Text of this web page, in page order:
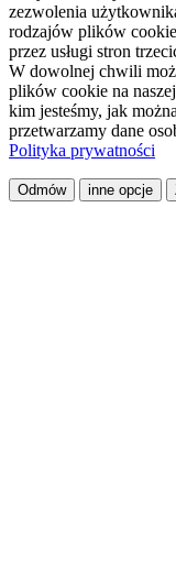
zezwolenia
rodzajów plików
przez usługi stron
W dowolnej chwili
plików cookie na
kim jesteśmy, jak
przetwarzamy dane
Polityka prywatności
Odmów inne opcje